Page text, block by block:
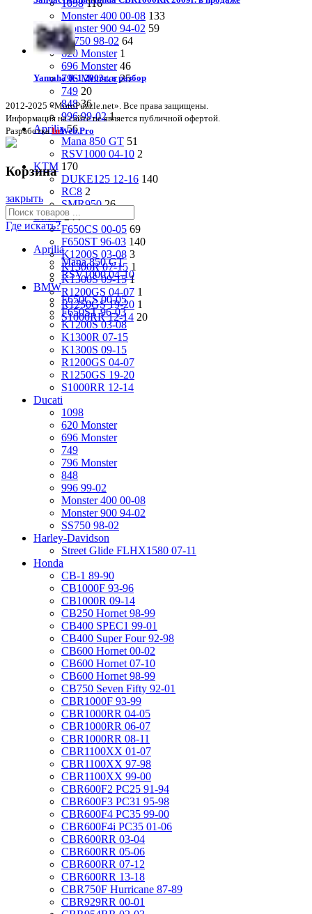
1098 116
Monster 400 00-08 133
Monster 900 94-02 59
SS750 98-02 64
620 Monster 1
696 Monster 46
796 Monster 25
749 20
848 36
996 99-02 1
Aprilia 56
Mana 850 GT 51
RSV1000 04-10 2
KTM 170
DUKE125 12-16 140
RC8 2
SMR950 26
BMW 244
F650CS 00-05 69
F650ST 96-03 140
K1200S 03-08 3
K1300R 07-15 1
K1300S 09-15 1
R1200GS 04-07 1
R1250GS 19-20 1
S1000RR 12-14 20
Yamaha R-1 2003г. в разбор
2012-2025 «MotoPuzzle.net». Все права защищены.
Информация на сайте не является публичной офертой.
РазработкаInWeb.Pro
Корзина
закрыть
Где искать?
Aprilia
Mana 850 GT
RSV1000 04-10
BMW
F650CS 00-05
F650ST 96-03
K1200S 03-08
K1300R 07-15
K1300S 09-15
R1200GS 04-07
R1250GS 19-20
S1000RR 12-14
Ducati
1098
620 Monster
696 Monster
749
796 Monster
848
996 99-02
Monster 400 00-08
Monster 900 94-02
SS750 98-02
Harley-Davidson
Street Glide FLHX1580 07-11
Honda
CB-1 89-90
CB1000F 93-96
CB1000R 09-14
CB250 Hornet 98-99
CB400 SPEC1 99-01
CB400 Super Four 92-98
CB600 Hornet 00-02
CB600 Hornet 07-10
CB600 Hornet 98-99
CB750 Seven Fifty 92-01
CBR1000F 93-99
CBR1000RR 04-05
CBR1000RR 06-07
CBR1000RR 08-11
CBR1100XX 01-07
CBR1100XX 97-98
CBR1100XX 99-00
CBR600F2 PC25 91-94
CBR600F3 PC31 95-98
CBR600F4 PC35 99-00
CBR600F4i PC35 01-06
CBR600RR 03-04
CBR600RR 05-06
CBR600RR 07-12
CBR600RR 13-18
CBR750F Hurricane 87-89
CBR929RR 00-01